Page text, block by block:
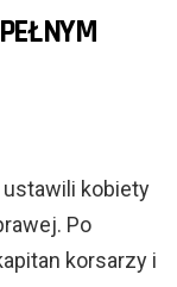
kobiety
Po
korsarzy i